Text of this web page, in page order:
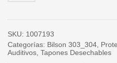
SKU: 1007193
Categorías: Bilson 303_304,
Auditivos, Tapones Desechables